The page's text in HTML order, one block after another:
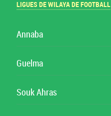
LIGUES DE WILAYA DE FOOTBALL
Annaba
Guelma
Souk Ahras